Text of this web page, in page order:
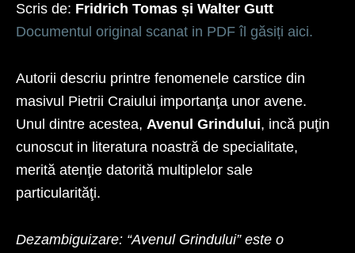
Scris de: Fridrich Tomas și Walter Gutt
Documentul original scanat in PDF îl găsiți aici.
Autorii descriu printre fenomenele carstice din
masivul Pietrii Craiului importanţa unor avene.
Unul dintre acestea, Avenul Grindului, incă puţin
cunoscut in literatura noastră de specialitate,
merită atenţie datorită multi­plelor sale
particularităţi.
Dezambiguizare: “Avenul Grindului” este o